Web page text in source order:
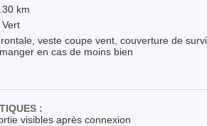
km
Vert
veste coupe vent, couverture de
en cas de moins bien
:
visibles après connexion